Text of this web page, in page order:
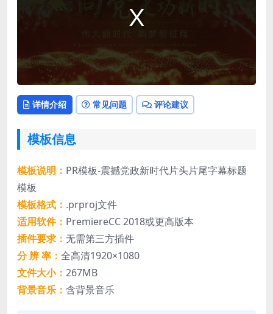
详情介绍 常见问题 评论建议
模板信息
模板说明： PR模板-震撼党政新时代片头片尾字幕标题
模板
模板格式： .prproj文件
适用软件： PremiereCC 2018或更高版本
插件要求： 无需第三方插件
分 辨 率： 全高清1920×1080
文件大小： 267MB
背景音乐： 含背景音乐